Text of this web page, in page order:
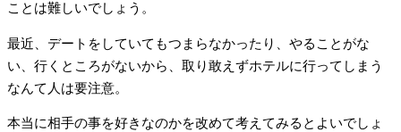
ことは難しいでしょう。
最近、デートをしていてもつまらなかったり、やることがな
い、行くところがないから、取り敢えずホテルに行ってしまう
なんて人は要注意。
本当に相手の事を好きなのかを改めて考えてみるとよいでしょ